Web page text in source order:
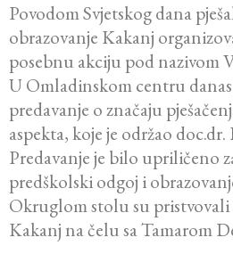
Povodom Svjetskog dana
obrazovanje Kakanj
posebnu akciju pod
U Omladinskom centru
predavanje o značaju
aspekta, koje je održao
Predavanje je bilo upriličeno
predškolski odgoj i
Okruglom stolu su pristvovali
Kakanj na čelu sa Tamarom